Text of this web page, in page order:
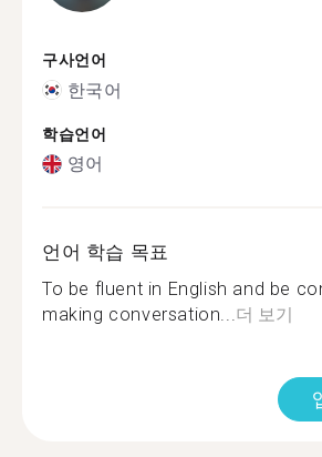
구사언어
한국어
학습언어
영어
언어 학습 목표
To be fluent in English and be
making conversation...더 보기